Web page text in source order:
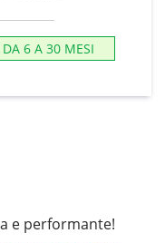
DA 6 A 30 MESI
e performante!